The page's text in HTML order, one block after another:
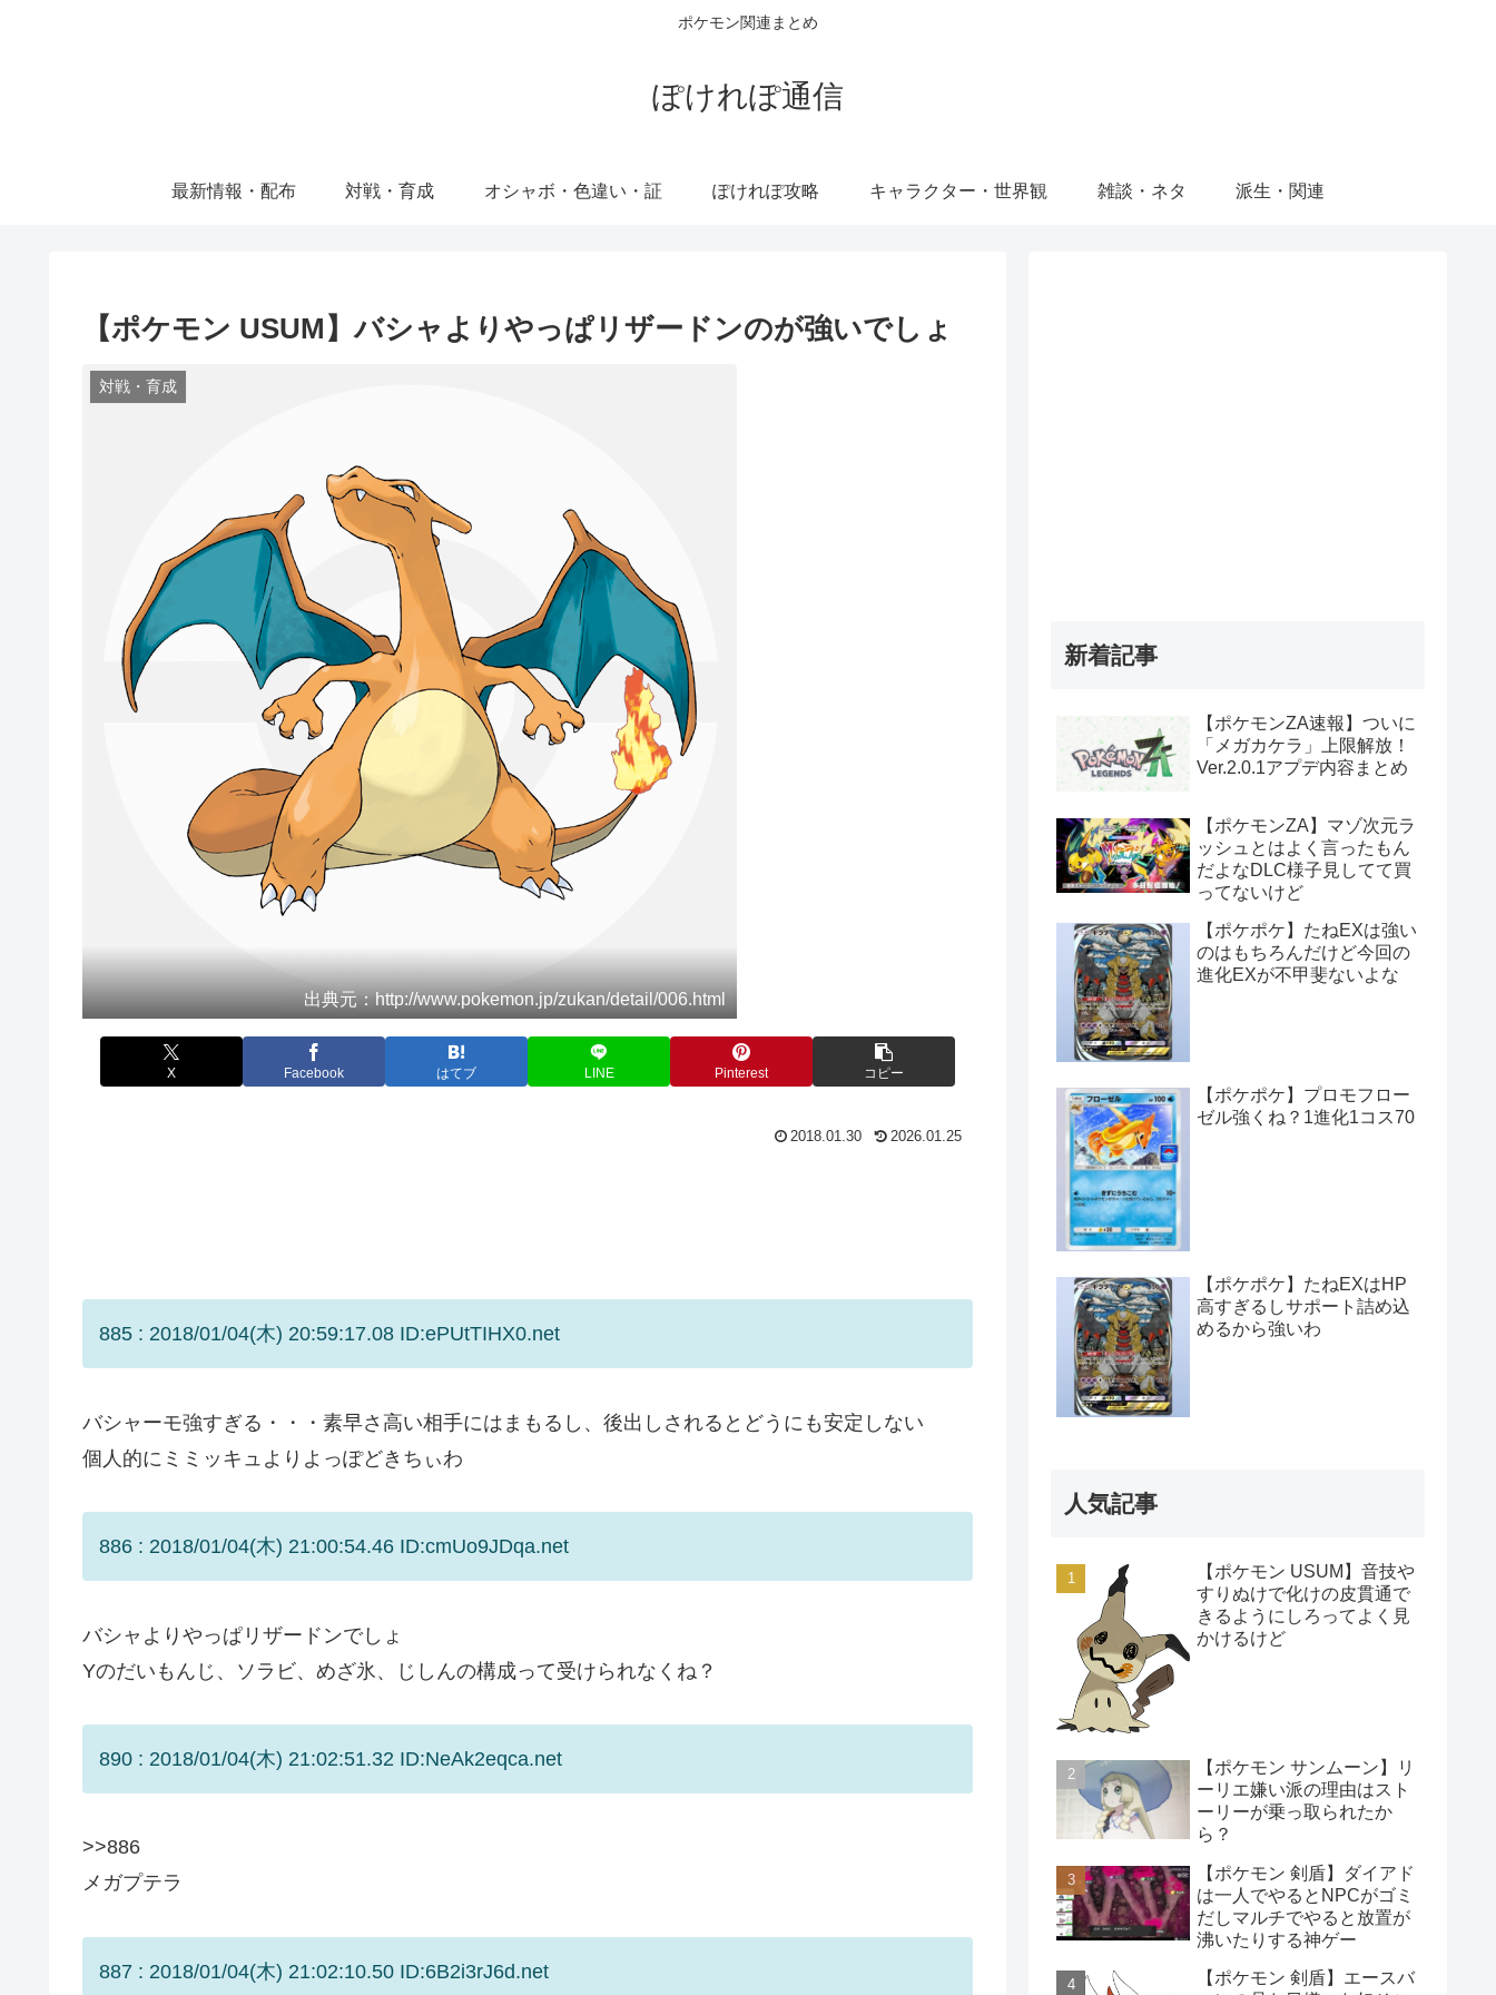
ポケモン関連まとめ
ぽけれぽ通信
最新情報・配布 対戦・育成 オシャボ・色違い・証 ぽけれぽ攻略 キャラクター・世界観 雑談・ネタ 派生・関連
【ポケモン USUM】バシャよりやっぱリザードンのが強いでしょ
対戦・育成
出典元：http://www.pokemon.jp/zukan/detail/006.html
X Facebook はてブ LINE Pinterest コピー
2018.01.30 2026.01.25
885 : 2018/01/04(木) 20:59:17.08 ID:ePUtTIHX0.net
バシャーモ強すぎる・・・素早さ高い相手にはまもるし、後出しされるとどうにも安定しない
個人的にミミッキュよりよっぽどきちぃわ
886 : 2018/01/04(木) 21:00:54.46 ID:cmUo9JDqa.net
バシャよりやっぱリザードンでしょ
Yのだいもんじ、ソラビ、めざ氷、じしんの構成って受けられなくね？
890 : 2018/01/04(木) 21:02:51.32 ID:NeAk2eqca.net
>>886
メガプテラ
887 : 2018/01/04(木) 21:02:10.50 ID:6B2i3rJ6d.net
新着記事
【ポケモンZA速報】ついに
「メガカケラ」上限解放！
Ver.2.0.1アプデ内容まとめ
【ポケモンZA】マゾ次元ラ
ッシュとはよく言ったもん
だよなDLC様子見してて買
ってないけど
【ポケポケ】たねEXは強い
のはもちろんだけど今回の
進化EXが不甲斐ないよな
【ポケポケ】プロモフロー
ゼル強くね？1進化1コス70
【ポケポケ】たねEXはHP
高すぎるしサポート詰め込
めるから強いわ
人気記事
【ポケモン USUM】音技や
すりぬけで化けの皮貫通で
きるようにしろってよく見
かけるけど
【ポケモン サンムーン】リ
ーリエ嫌い派の理由はスト
ーリーが乗っ取られたか
ら？
【ポケモン 剣盾】ダイアド
は一人でやるとNPCがゴミ
だしマルチでやると放置が
沸いたりする神ゲー
【ポケモン 剣盾】エースバ